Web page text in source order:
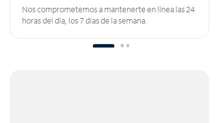
Nos comprometemos a mantenerte en línea las 24
horas del día, los 7 días de la semana.